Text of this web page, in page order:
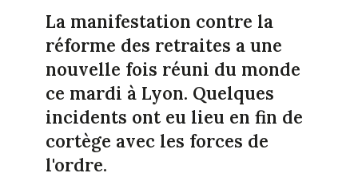
La manifestation contre la
réforme des retraites a une
nouvelle fois réuni du monde
ce mardi à Lyon. Quelques
incidents ont eu lieu en fin de
cortège avec les forces de
l'ordre.